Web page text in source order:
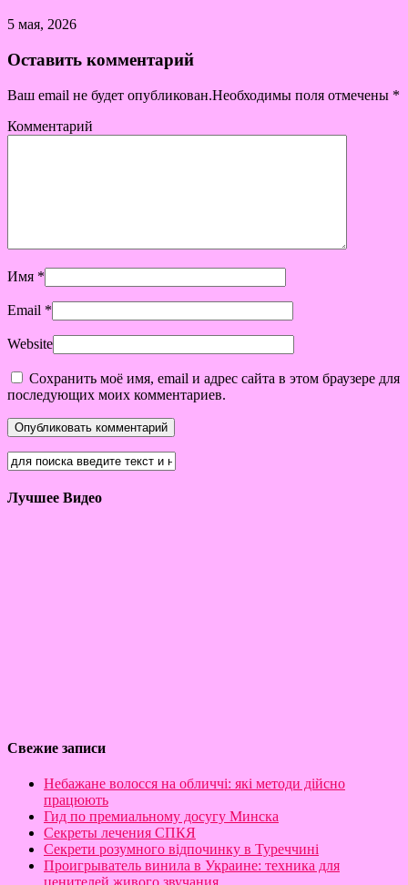
5 мая, 2026
Оставить комментарий
Ваш email не будет опубликован.Необходимы поля отмечены *
Комментарий
Имя *
Email *
Website
Сохранить моё имя, email и адрес сайта в этом браузере для
последующих моих комментариев.
Лучшее Видео
Свежие записи
Небажане волосся на обличчі: які методи дійсно
працюють
Гид по премиальному досугу Минска
Секреты лечения СПКЯ
Секрети розумного відпочинку в Туреччині
Проигрыватель винила в Украине: техника для
ценителей живого звучания